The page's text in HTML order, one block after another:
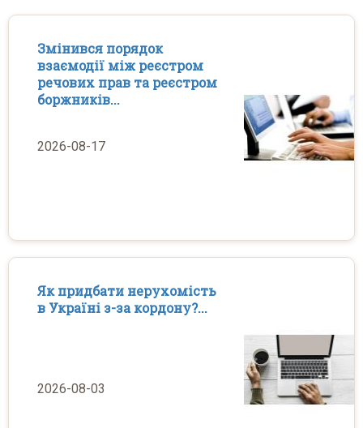
Змінився порядок
взаємодії між реєстром
речових прав та реєстром
боржників...
2026-08-17
Як придбати нерухомість
в Україні з-за кордону?...
2026-08-03